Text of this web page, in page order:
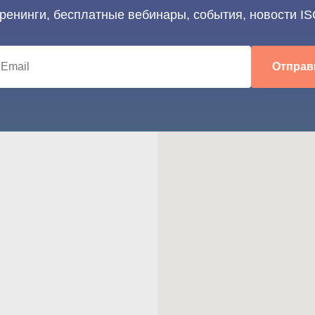
бесплатные вебинары, события, новости